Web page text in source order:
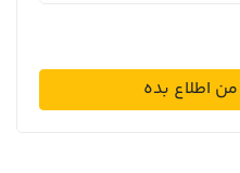
اطلاع بده